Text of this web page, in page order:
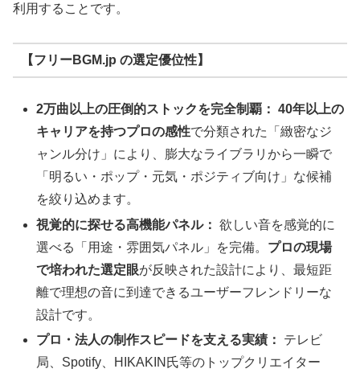
利用することです。
【フリーBGM.jp の選定優位性】
2万曲以上の圧倒的ストックを完全制覇： 40年以上の
キャリアを持つプロの感性で分類された「緻密なジ
ャンル分け」により、膨大なライブラリから一瞬で
「明るい・ポップ・元気・ポジティブ向け」な候補
を絞り込めます。
視覚的に探せる高機能パネル： 欲しい音を感覚的に
選べる「用途・雰囲気パネル」を完備。 プロの現場
で培われた選定眼が反映された設計により、最短距
離で理想の音に到達できるユーザーフレンドリーな
設計です。
プロ・法人の制作スピードを支える実績：
テレビ
局、Spotify、HIKAKIN氏等のトップクリエイター